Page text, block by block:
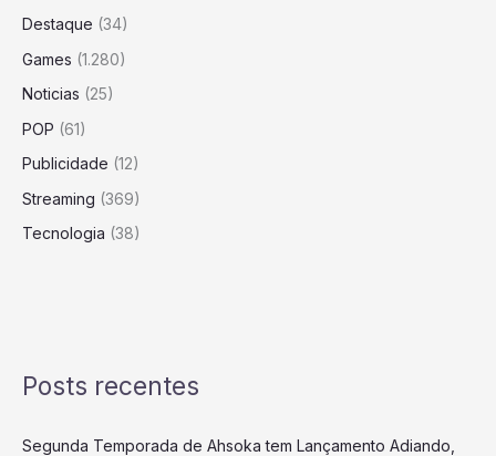
Destaque (34)
Games (1.280)
Noticias (25)
POP (61)
Publicidade (12)
Streaming (369)
Tecnologia (38)
Posts recentes
Segunda Temporada de Ahsoka tem Lançamento Adiando,